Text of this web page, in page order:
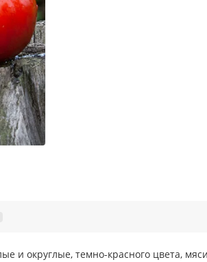
и округлые, темно-красного цвета,